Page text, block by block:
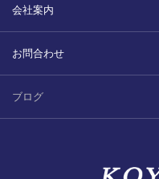
会社案内
お問合わせ
ブログ